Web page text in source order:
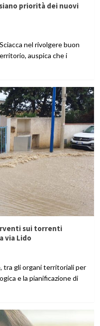
priorità dei nuovi
nel rivolgere buon
auspica che i
sui torrenti
via Lido
tra gli organi territoriali per
e la pianificazione di